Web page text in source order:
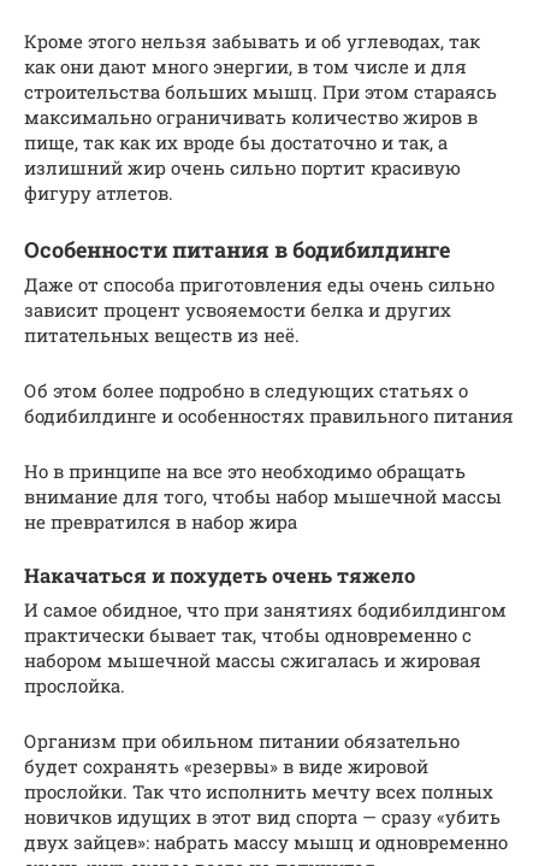
Кроме этого нельзя забывать и об углеводах, так
как они дают много энергии, в том числе и для
строительства больших мышц. При этом стараясь
максимально ограничивать количество жиров в
пище, так как их вроде бы достаточно и так, а
излишний жир очень сильно портит красивую
фигуру атлетов.
Особенности питания в бодибилдинге
Даже от способа приготовления еды очень сильно
зависит процент усвояемости белка и других
питательных веществ из неё.
Об этом более подробно в следующих статьях о
бодибилдинге и особенностях правильного питания
Но в принципе на все это необходимо обращать
внимание для того, чтобы набор мышечной массы
не превратился в набор жира
Накачаться и похудеть очень тяжело
И самое обидное, что при занятиях бодибилдингом
практически бывает так, чтобы одновременно с
набором мышечной массы сжигалась и жировая
прослойка.
Организм при обильном питании обязательно
будет сохранять «резервы» в виде жировой
прослойки. Так что исполнить мечту всех полных
новичков идущих в этот вид спорта — сразу «убить
двух зайцев»: набрать массу мышц и одновременно